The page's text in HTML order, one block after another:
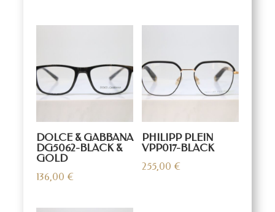
DOLCE & GABBANA
DG5062-BLACK &
GOLD
136,00 €
PHILIPP PLEIN
VPP017-BLACK
255,00 €